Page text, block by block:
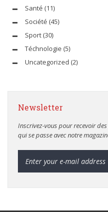
Santé (11)
Société (45)
Sport (30)
Téchnologie (5)
Uncategorized (2)
Newsletter
Inscrivez-vous pour recevoir
qui se passe avec notre